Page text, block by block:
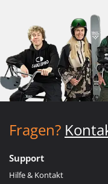
Fragen?
Support
Hilfe & Kontakt